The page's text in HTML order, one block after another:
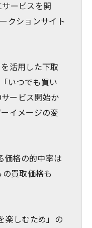
ービスを開
クションサイト
活用した下取
いつでも買い
ービス開始か
イメージの変
価格の的中率は
買取価格も
楽しむため」の